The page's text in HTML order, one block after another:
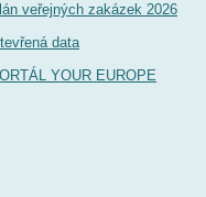
veřejných zakázek 2026
data
YOUR EUROPE